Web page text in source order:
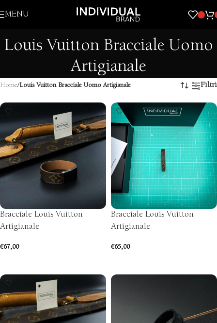
Skip to navigation
MENU
Louis Vuitton Bracciale Uomo
Artigianale
Home/Louis Vuitton Bracciale Uomo Artigianale Filtri
Bracciale Louis Vuitton
Artigianale
€67,00
Bracciale Louis Vuitton
Artigianale
€65,00